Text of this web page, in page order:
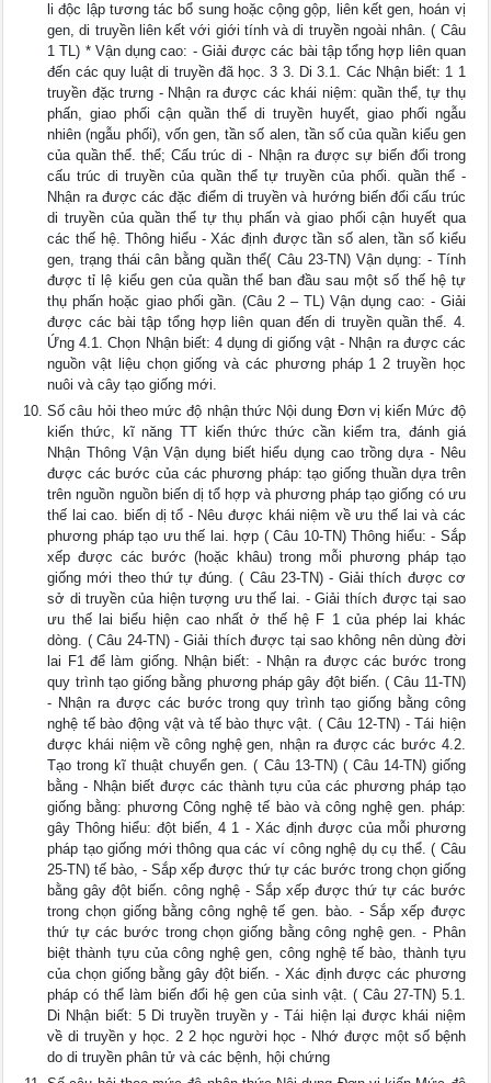
li độc lập tương tác bổ sung hoặc cộng gộp, liên kết gen, hoán vị
gen, di truyền liên kết với giới tính và di truyền ngoài nhân. ( Câu
1 TL) * Vận dụng cao: - Giải được các bài tập tổng hợp liên quan
đến các quy luật di truyền đã học. 3 3. Di 3.1. Các Nhận biết: 1 1
truyền đặc trưng - Nhận ra được các khái niệm: quần thể, tự thụ
phấn, giao phối cận quần thể di truyền huyết, giao phối ngẫu
nhiên (ngẫu phối), vốn gen, tần số alen, tần số của quần kiểu gen
của quần thể. thể; Cấu trúc di - Nhận ra được sự biến đổi trong
cấu trúc di truyền của quần thể tự truyền của phối. quần thể -
Nhận ra được các đặc điểm di truyền và hướng biến đổi cấu trúc
di truyền của quần thể tự thụ phấn và giao phối cận huyết qua
các thế hệ. Thông hiểu - Xác định được tần số alen, tần số kiểu
gen, trạng thái cân bằng quần thể( Câu 23-TN) Vận dụng: - Tính
được tỉ lệ kiểu gen của quần thể ban đầu sau một số thế hệ tự
thụ phấn hoặc giao phối gần. (Câu 2 – TL) Vận dụng cao: - Giải
được các bài tập tổng hợp liên quan đến di truyền quần thể. 4.
Ứng 4.1. Chọn Nhận biết: 4 dụng di giống vật - Nhận ra được các
nguồn vật liệu chọn giống và các phương pháp 1 2 truyền học
nuôi và cây tạo giống mới.
Số câu hỏi theo mức độ nhận thức Nội dung Đơn vị kiến Mức độ
kiến thức, kĩ năng TT kiến thức thức cần kiểm tra, đánh giá
Nhận Thông Vận Vận dụng biết hiểu dụng cao trồng dựa - Nêu
được các bước của các phương pháp: tạo giống thuần dựa trên
trên nguồn nguồn biến dị tổ hợp và phương pháp tạo giống có ưu
thế lai cao. biến dị tổ - Nêu được khái niệm về ưu thế lai và các
phương pháp tạo ưu thế lai. hợp ( Câu 10-TN) Thông hiểu: - Sắp
xếp được các bước (hoặc khâu) trong mỗi phương pháp tạo
giống mới theo thứ tự đúng. ( Câu 23-TN) - Giải thích được cơ
sở di truyền của hiện tượng ưu thế lai. - Giải thích được tại sao
ưu thế lai biểu hiện cao nhất ở thế hệ F 1 của phép lai khác
dòng. ( Câu 24-TN) - Giải thích được tại sao không nên dùng đời
lai F1 để làm giống. Nhận biết: - Nhận ra được các bước trong
quy trình tạo giống bằng phương pháp gây đột biến. ( Câu 11-TN)
- Nhận ra được các bước trong quy trình tạo giống bằng công
nghệ tế bào động vật và tế bào thực vật. ( Câu 12-TN) - Tái hiện
được khái niệm về công nghệ gen, nhận ra được các bước 4.2.
Tạo trong kĩ thuật chuyển gen. ( Câu 13-TN) ( Câu 14-TN) giống
bằng - Nhận biết được các thành tựu của các phương pháp tạo
giống bằng: phương Công nghệ tế bào và công nghệ gen. pháp:
gây Thông hiểu: đột biến, 4 1 - Xác định được của mỗi phương
pháp tạo giống mới thông qua các ví công nghệ dụ cụ thể. ( Câu
25-TN) tế bào, - Sắp xếp được thứ tự các bước trong chọn giống
bằng gây đột biến. công nghệ - Sắp xếp được thứ tự các bước
trong chọn giống bằng công nghệ tế gen. bào. - Sắp xếp được
thứ tự các bước trong chọn giống bằng công nghệ gen. - Phân
biệt thành tựu của công nghệ gen, công nghệ tế bào, thành tựu
của chọn giống bằng gây đột biến. - Xác định được các phương
pháp có thể làm biến đổi hệ gen của sinh vật. ( Câu 27-TN) 5.1.
Di Nhận biết: 5 Di truyền truyền y - Tái hiện lại được khái niệm
về di truyền y học. 2 2 học người học - Nhớ được một số bệnh
do di truyền phân tử và các bệnh, hội chứng